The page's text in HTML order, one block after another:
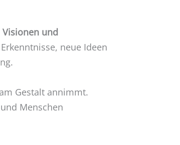
Visionen und
neue Ideen
Gestalt annimmt.
Menschen